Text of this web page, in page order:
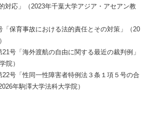
対応」（2023年千葉大学アジア・アセアン教
保育事故における法的責任とその対策」（20
号「海外渡航の自由に関する最近の裁判例」
院）
号「性同一性障害者特例法３条１項５号の合
年駒澤大学法科大学院）